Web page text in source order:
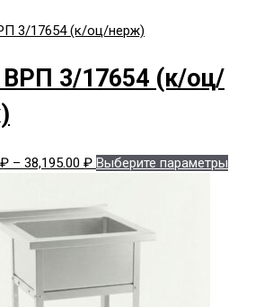
ВРП 3/17654 (к/оц/
₽ – 38,195.00 ₽Диапазон
–
38,195.00 ₽
Выберите параметры